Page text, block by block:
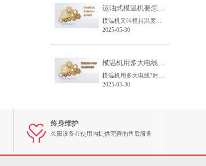
模温机又叫模具温度控制机，起初应用在注塑模具的控温行业。后来随着机械行业的发展应用越来越广泛，可应用于塑胶成型，导光板压铸，橡胶轮胎、滚轮，化工反应釜、粘合、密
2025-05-30
模温机用多大电线?怎么选择电源线
模温机用多大电线?对于初次使用模温机的用户来说，该用多粗的电线而迷惑，选大了会造成经济的浪费，选小了又会存在安全隐患，如何选择合适的电源线是很多用户比较关心的问
2025-05-30
终身维护
久阳设备在使用内提供完善的售后服务